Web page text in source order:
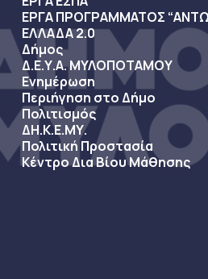
ΕΡΓΑ ΠΡΟΓΡΑΜΜΑΤΟΣ
ΕΛΛΑΔΑ 2.0
Δήμος
Δ.Ε.Υ.Α. ΜΥΛΟΠΟΤΑΜΟΥ
Ενημέρωση
Περιήγηση στο Δήμο
Πολιτισμός
ΔΗ.Κ.Ε.ΜΥ.
Πολιτική Προστασία
Κέντρο Δια Βίου Μάθησης